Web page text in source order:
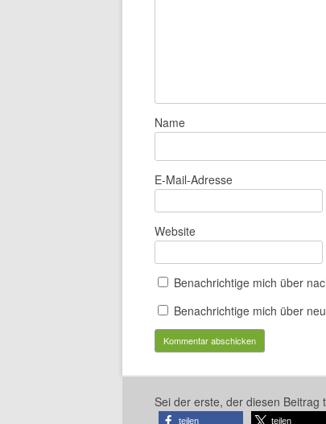
Name
E-Mail-Adresse
Website
Benachrichtige mich über
Benachrichtige mich über
Sei der erste, der diesen Beitrag
teilen teilen